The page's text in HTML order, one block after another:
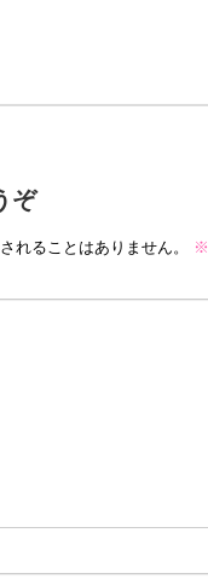
ぞ
れることはありません。 ※